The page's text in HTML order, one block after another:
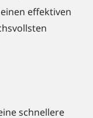
effektiven
schnellere